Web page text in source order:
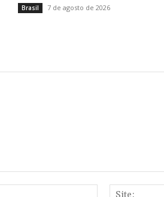
Brasil 7 de agosto de 2026